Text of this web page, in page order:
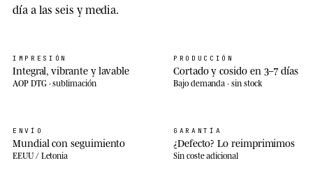
día a las seis y media.
IMPRESIÓN
Integral, vibrante y lavable
AOP DTG · sublimación
PRODUCCIÓN
Cortado y cosido en 3–7 días
Bajo demanda · sin stock
ENVÍO
Mundial con seguimiento
EEUU / Letonia
GARANTÍA
¿Defecto? Lo reimprimimos
Sin coste adicional